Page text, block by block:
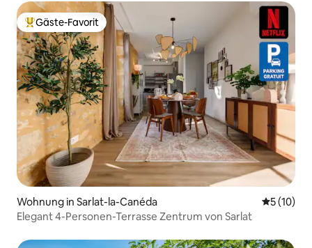
Beliebter Gäste-Favorit.
Gäste-Favorit
Wohnung in Sarlat-la-Canéda
5 (10)
Elegant 4-Personen-Terrasse Zentrum von Sarlat